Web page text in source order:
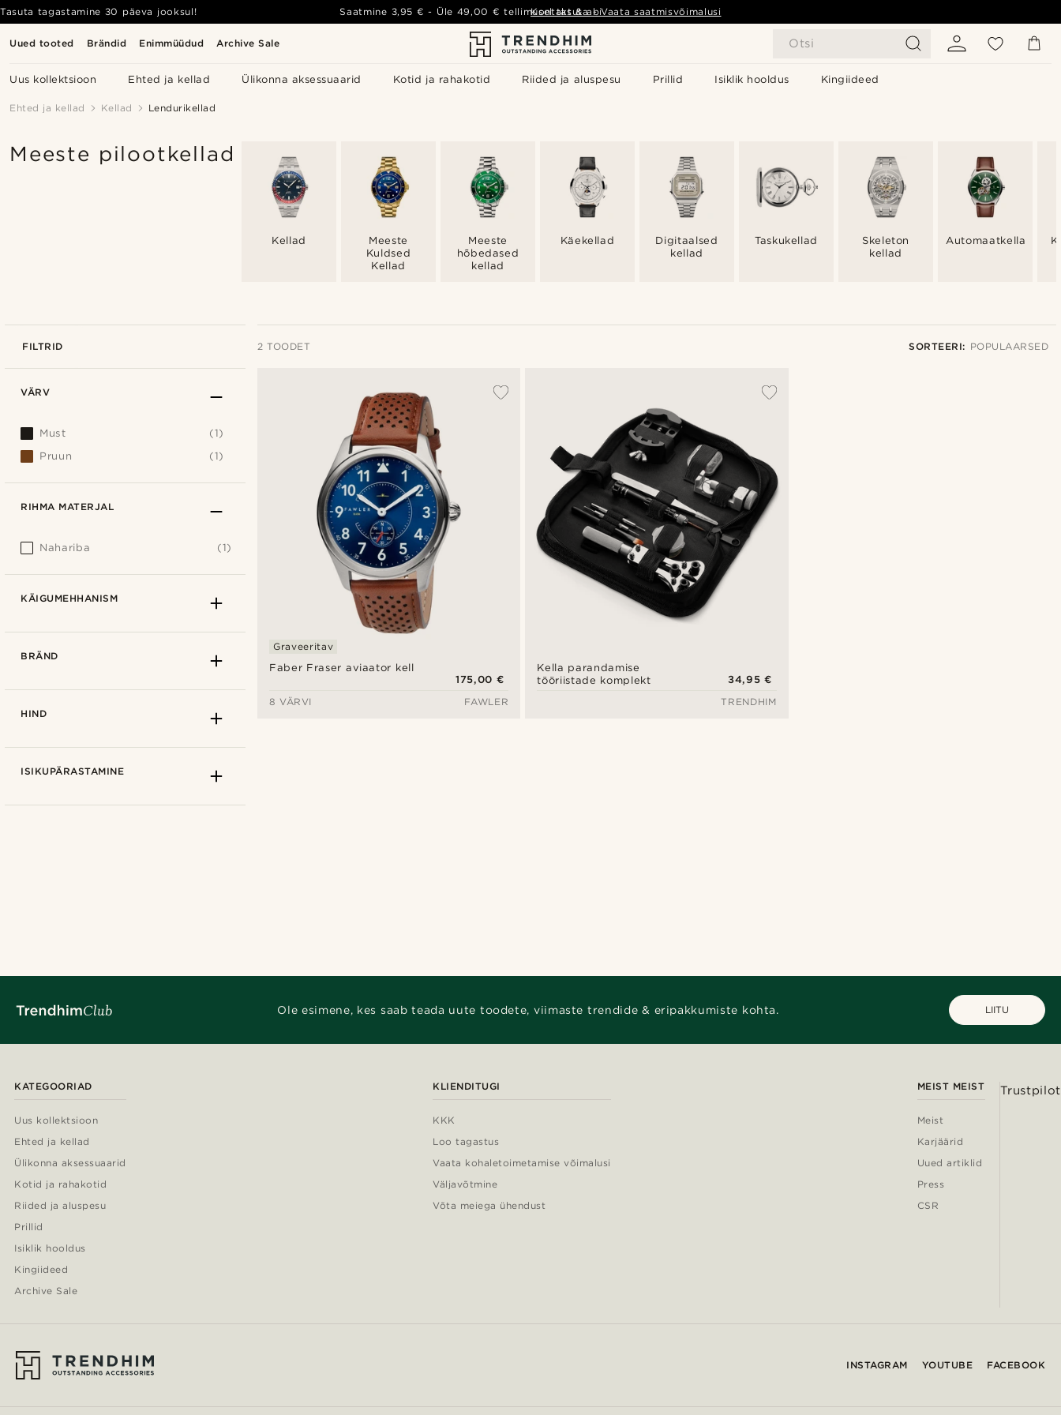
Uued tooted Brändid Enimmüüdud Archive Sale Otsi
Uus kollektsioon Ehted ja kellad Ülikonna aksessuaarid Kotid ja rahakotid Riided ja aluspesu Prillid Isiklik hooldus Kingiideed
Tasuta tagastamine 30 päeva jooksul! Saatmine 3,95 € - Üle 49,00 € tellimusel tasuta- Vaata saatmisvõimalusi
Kontakt & abi
Ehted ja kellad Kellad Lendurikellad
Meeste pilootkellad
Kellad
Meeste
Kuldsed
Kellad
Meeste
hõbedased
kellad
Käekellad
Digitaalsed
kellad
Taskukellad
Skeleton
kellad
Automaatkellad
FILTRID 2 TOODET SORTEERI: POPULAARSED
Faber Fraser aviaator kell
Graveeritav
175,00 €
8 VÄRVI
FAWLER
Kella parandamise
tööriistade komplekt
34,95 €
TRENDHIM
VÄRV
Must
(1)
Pruun
(1)
RIHMA MATERJAL
Nahariba (1)
KÄIGUMEHHANISM
BRÄND
HIND
ISIKUPÄRASTAMINE
Graveeri
Ole esimene, kes saab teada uute toodete, viimaste trendide & eripakkumiste kohta. LIITU
KATEGOORIAD
Uus kollektsioon
Ehted ja kellad
Ülikonna aksessuaarid
Kotid ja rahakotid
Riided ja aluspesu
Prillid
Isiklik hooldus
Kingiideed
Archive Sale
KLIENDITUGI
KKK
Loo tagastus
Vaata kohaletoimetamise võimalusi
Väljavõtmine
Võta meiega ühendust
MEIST MEIST
Meist
Karjäärid
Uued artiklid
Press
CSR
Trustpilot
INSTAGRAM YOUTUBE FACEBOOK